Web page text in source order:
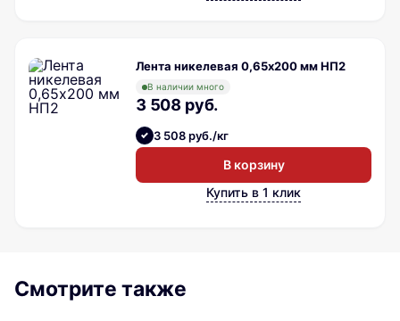
Лента никелевая 0,65х200 мм НП2
В наличии много
3 508 руб.
3 508 руб./кг
В корзину
Купить в 1 клик
Смотрите также